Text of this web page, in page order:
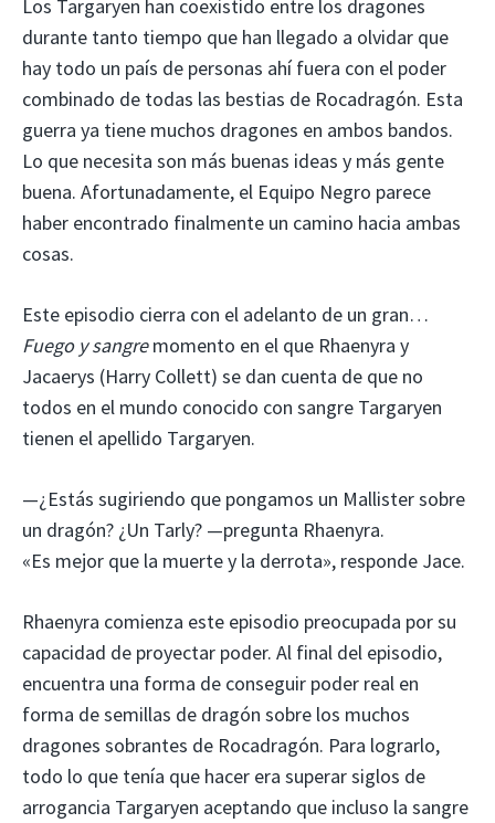
Los Targaryen han coexistido entre los dragones
durante tanto tiempo que han llegado a olvidar que
hay todo un país de personas ahí fuera con el poder
combinado de todas las bestias de Rocadragón. Esta
guerra ya tiene muchos dragones en ambos bandos.
Lo que necesita son más buenas ideas y más gente
buena. Afortunadamente, el Equipo Negro parece
haber encontrado finalmente un camino hacia ambas
cosas.
Este episodio cierra con el adelanto de un gran…
Fuego y sangremomento en el que Rhaenyra y
Jacaerys (Harry Collett) se dan cuenta de que no
todos en el mundo conocido con sangre Targaryen
tienen el apellido Targaryen.
—¿Estás sugiriendo que pongamos un Mallister sobre
un dragón? ¿Un Tarly? —pregunta Rhaenyra.
«Es mejor que la muerte y la derrota», responde Jace.
Rhaenyra comienza este episodio preocupada por su
capacidad de proyectar poder. Al final del episodio,
encuentra una forma de conseguir poder real en
forma de semillas de dragón sobre los muchos
dragones sobrantes de Rocadragón. Para lograrlo,
todo lo que tenía que hacer era superar siglos de
arrogancia Targaryen aceptando que incluso la sangre